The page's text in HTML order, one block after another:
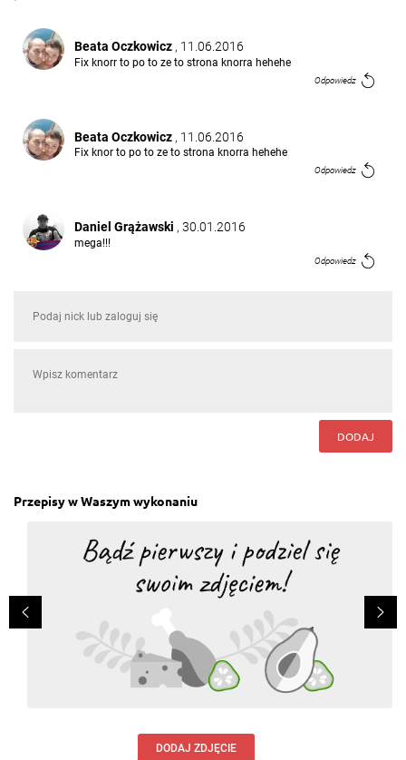
Beata Oczkowicz , 11.06.2016
Fix knorr to po to ze to strona knorra hehehe
Odpowiedz
Beata Oczkowicz , 11.06.2016
Fix knor to po to ze to strona knorra hehehe
Odpowiedz
Daniel Grążawski , 30.01.2016
mega!!!
Odpowiedz
Ania Kochaniak
jedzeniem, gdzie sypie sie chemie. Kpiny :/
Adrian Grajczak
Dwie duże stołowe łyżki ciemnego sosu sojowego z
chili sypanym dodają bardzo wyrazistego smaku.
, 04.07.2015
Odpowiedz
Uwielbiam takie dania
DODAJ
Przepisy w Waszym wykonaniu
DODAJ ZDJĘCIE